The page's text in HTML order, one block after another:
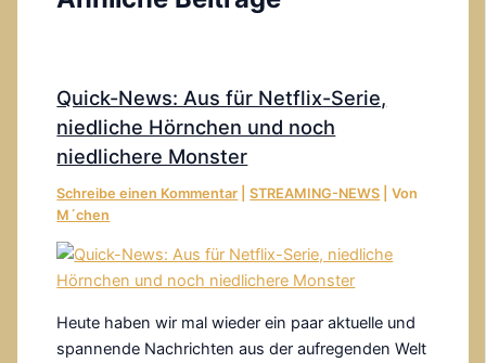
Quick-News: Aus für Netflix-Serie,
niedliche Hörnchen und noch
niedlichere Monster
Schreibe einen Kommentar |STREAMING-NEWS | Von
M´chen
Heute haben wir mal wieder ein paar aktuelle und
spannende Nachrichten aus der aufregenden Welt